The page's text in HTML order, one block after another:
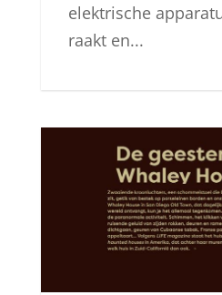
elektrische
raakt en...